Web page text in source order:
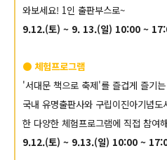
와보세요! 1인 출판부스로~
9.12.(토) ~ 9. 13.(일) 10:00 ~
● 체험프로그램
'서대문 책으로 축제'를 즐겁게 즐기
국내 유명출판사와 구립이진아기념
한 다양한 체험프로그램에 직접 참여
9.12.(토) ~ 9.13.(일) 10:00 ~